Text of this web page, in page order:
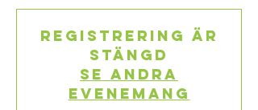
Registrering är
stängd
Se andra
evenemang